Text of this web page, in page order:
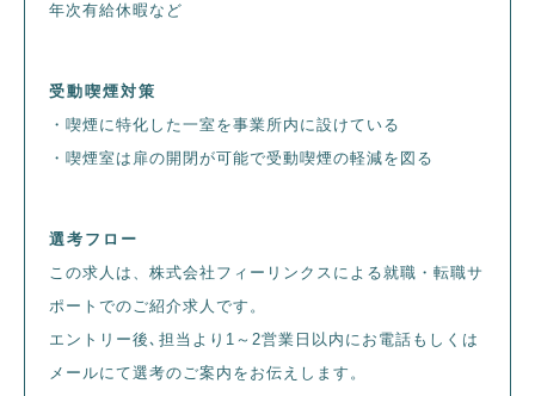
年次有給休暇など
受動喫煙対策
・喫煙に特化した一室を事業所内に設けている
・喫煙室は扉の開閉が可能で受動喫煙の軽減を図る
選考フロー
この求人は、株式会社フィーリンクスによる就職・転職サ
ポートでのご紹介求人です。
エントリー後､担当より1～2営業日以内にお電話もしくは
メールにて選考のご案内をお伝えします。